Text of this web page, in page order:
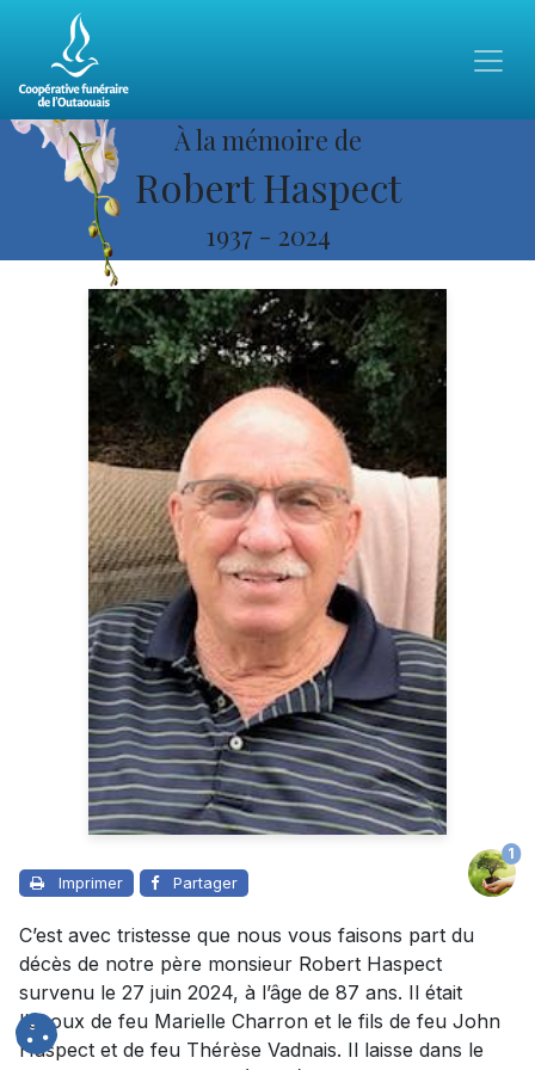
À la mémoire de
Robert Haspect
1937 - 2024
Imprimer Partager
1
C’est avec tristesse que nous vous faisons part du
décès de notre père monsieur Robert Haspect
survenu le 27 juin 2024, à l’âge de 87 ans. Il était
l’époux de feu Marielle Charron et le fils de feu John
Haspect et de feu Thérèse Vadnais. Il laisse dans le